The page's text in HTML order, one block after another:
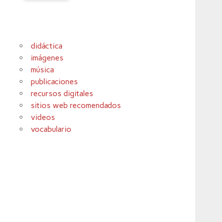
didáctica
imágenes
música
publicaciones
recursos digitales
sitios web recomendados
videos
vocabulario